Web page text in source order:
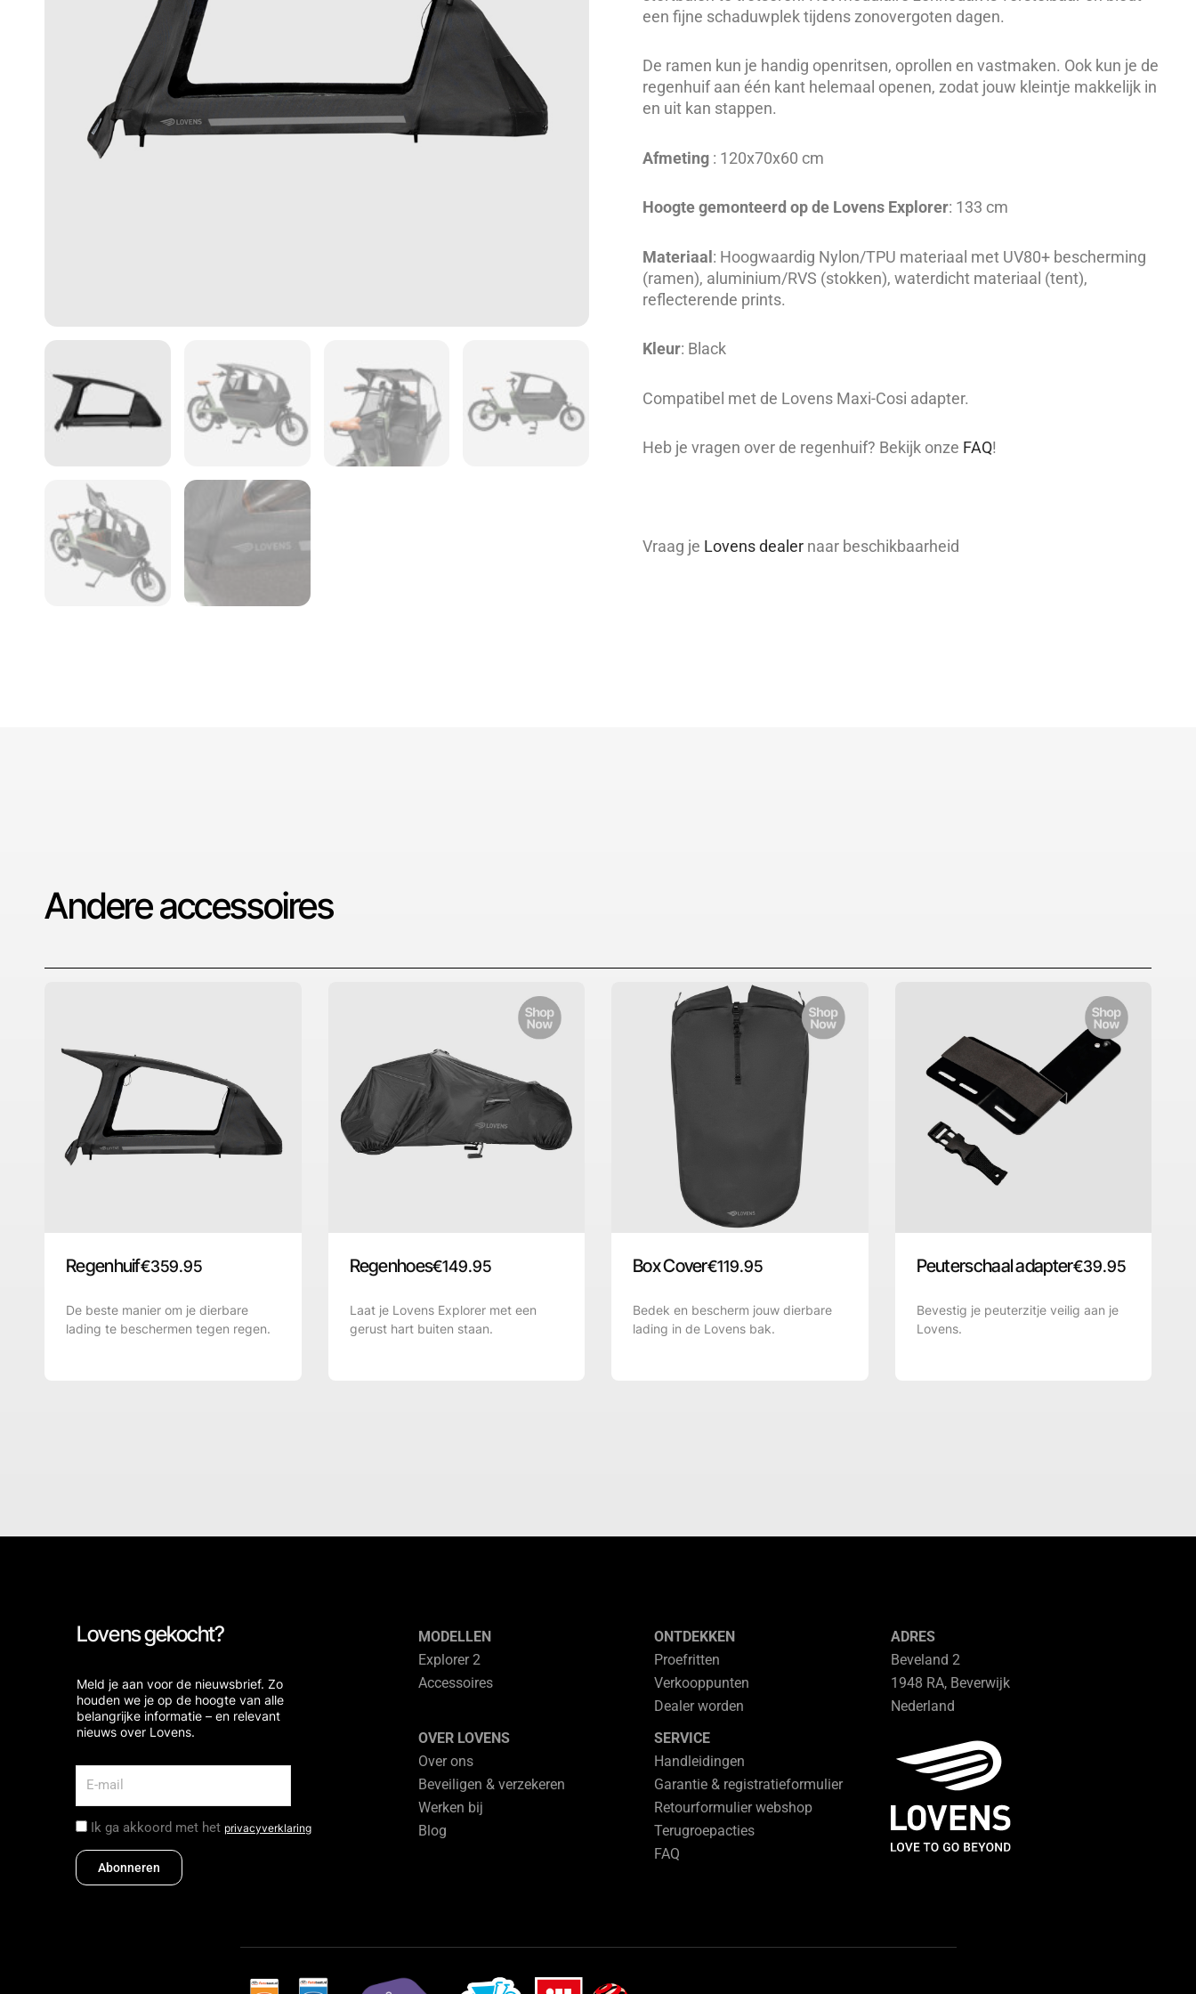
een fijne schaduwplek tijdens zonovergoten dagen.
De ramen kun je handig openritsen, oprollen en vastmaken. Ook kun je de
regenhuif aan één kant helemaal openen, zodat jouw kleintje makkelijk in
en uit kan stappen.
Afmeting : 120x70x60 cm
Hoogte gemonteerd op de Lovens Explorer: 133 cm
Materiaal: Hoogwaardig Nylon/TPU materiaal met UV80+ bescherming
(ramen), aluminium/RVS (stokken), waterdicht materiaal (tent),
reflecterende prints.
Kleur: Black
Compatibel met de Lovens Maxi-Cosi adapter.
Heb je vragen over de regenhuif? Bekijk onze FAQ!
Vraag je Lovens dealer naar beschikbaarheid
Andere accessoires
Regenhuif€359.95
De beste manier om je dierbare
lading te beschermen tegen regen.
Regenhoes€149.95
Laat je Lovens Explorer met een
gerust hart buiten staan.
Box Cover€119.95
Bedek en bescherm jouw dierbare
lading in de Lovens bak.
Peuterschaal adapter€39.95
Bevestig je peuterzitje veilig aan je
Lovens.
Lovens gekocht?
Meld je aan voor de nieuwsbrief. Zo
houden we je op de hoogte van alle
belangrijke informatie – en relevant
nieuws over Lovens.
Ik ga akkoord met het privacyverklaring
Abonneren
MODELLEN
Explorer 2
Accessoires
ONTDEKKEN
Proefritten
Verkooppunten
Dealer worden
ADRES
Beveland 2
1948 RA, Beverwijk
Nederland
OVER LOVENS
Over ons
Beveiligen & verzekeren
Werken bij
Blog
SERVICE
Handleidingen
Garantie & registratieformulier
Retourformulier webshop
Terugroepacties
FAQ